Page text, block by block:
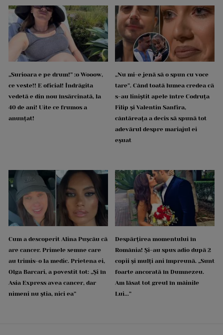
„Surioara e pe drum!” :o Wooow,
ce veste!! E oficial! Îndrăgita
vedetă e din nou însărcinată, la
40 de ani! Uite ce frumos a
anunțat!
„Nu mi-e jenă să o spun cu voce
tare”. Când toată lumea credea că
s-au liniștit apele între Codruța
Filip și Valentin Sanfira,
cântăreața a decis să spună tot
adevărul despre mariajul ei
eșuat
Cum a descoperit Alina Pușcău că
are cancer. Primele semne care
au trimis-o la medic. Prietena ei,
Olga Barcari, a povestit tot: „Și în
Asia Express avea cancer, dar
nimeni nu știa, nici ea”
Despărțirea momentului în
România! Și-au spus adio după 2
copii și mulți ani împreună. „Sunt
foarte ancorată în Dumnezeu.
Am lăsat tot greul în mâinile
Lui...”